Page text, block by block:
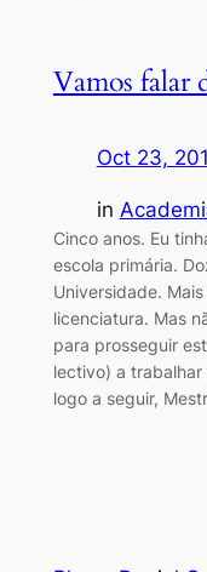
Vamos falar
Oct 23,
in
Cinco anos. Eu
escola primária.
Universidade.
licenciatura. Mas
para prosseguir
lectivo) a
logo a seguir,